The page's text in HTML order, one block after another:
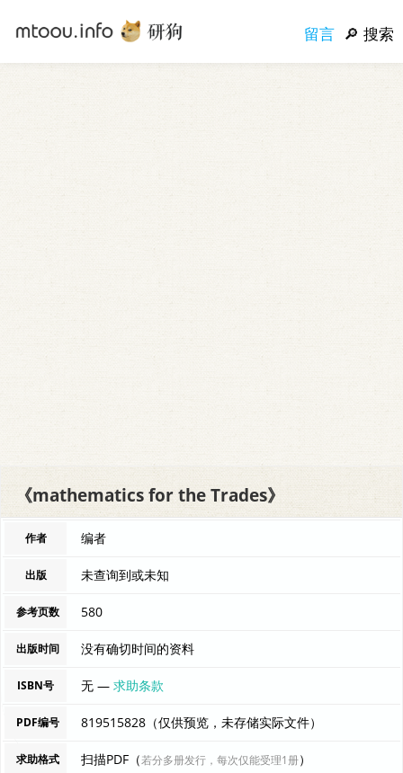
留言 搜索
《mathematics for the Trades》
作者 编者
出版 未查询到或未知
参考页数 580
出版时间 没有确切时间的资料
ISBN号 无 —求助条款
PDF编号 819515828（仅供预览，未存储实际文件）
求助格式 扫描PDF（若分多册发行，每次仅能受理1册）